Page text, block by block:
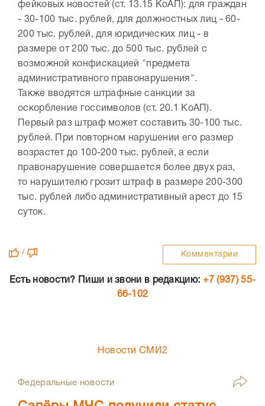
фейковых новостей (ст. 13.15 КоАП): для граждан
- 30-100 тыс. рублей, для должностных лиц - 60-
200 тыс. рублей, для юридических лиц - в
размере от 200 тыс. до 500 тыс. рублей с
возможной конфискацией "предмета
административного правонарушения".
Также вводятся штрафные санкции за
оскорбление госсимволов (ст. 20.1 КоАП).
Первый раз штраф может составить 30-100 тыс.
рублей. При повторном нарушении его размер
возрастет до 100-200 тыс. рублей, а если
правонарушение совершается более двух раз,
то нарушителю грозит штраф в размере 200-300
тыс. рублей либо административный арест до 15
суток.
/ Комментарии
Есть новости? Пиши и звони в редакцию: +7 (937) 55-
66-102
Новости СМИ2
Федеральные новости